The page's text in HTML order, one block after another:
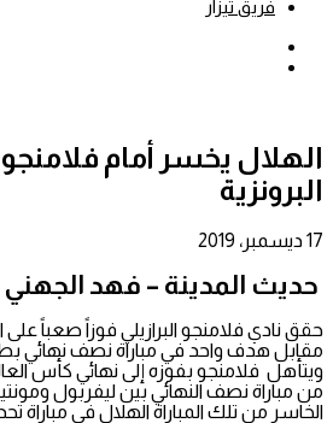
فريق تيزار
الهلال يخسر أمام
البرونزية
17 ديسمبر، 2019
حديث المدينة – فهد الجهني
حقق نادي فلامنجو البرازيلي فوزاً صعباً على
مقابل هدف واحد في مباراة نصف نهائي
ويتأهل فلامنجو بفوزه إلى نهائي كأس
من مباراة نصف النهائي بين ليفربول
الخاسر من تلك المباراة الهلال في مباراة